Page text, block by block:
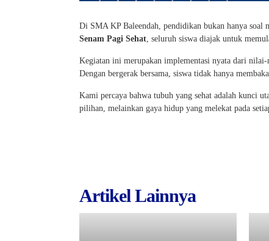
Di SMA KP Baleendah, pendidikan bukan hanya soal
Senam Pagi Sehat , seluruh siswa diajak untuk
Kegiatan ini merupakan implementasi nyata dari
Dengan bergerak bersama, siswa tidak hanya
Kami percaya bahwa tubuh yang sehat adalah kunci
pilihan, melainkan gaya hidup yang melekat pada
Artikel Lainnya